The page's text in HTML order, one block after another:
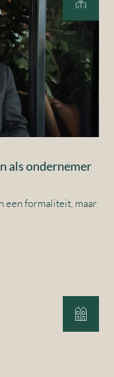
als ondernemer
een formaliteit, maar